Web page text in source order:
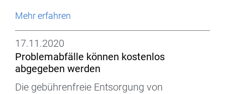
Mehr erfahren
17.11.2020
Problemabfälle können kostenlos
abgegeben werden
Die gebührenfreie Entsorgung von